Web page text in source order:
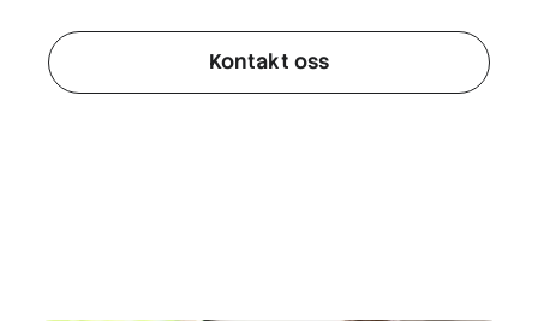
Kontakt oss